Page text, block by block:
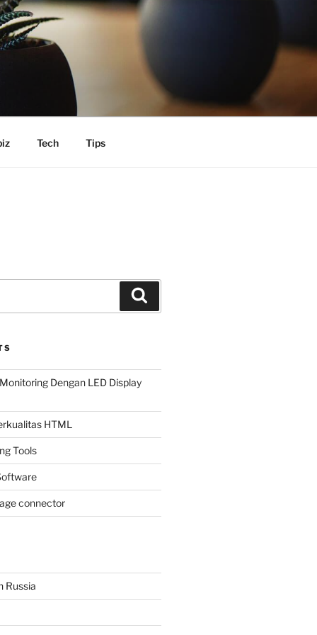
Tech Tips
Dengan LED Display
HTML
Tools
connector
Russia